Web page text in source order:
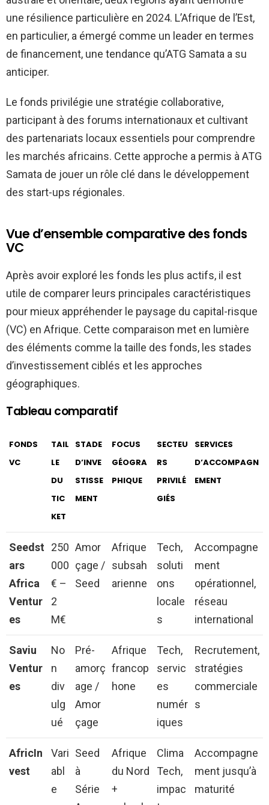
une résilience particulière en 2024. L’Afrique de l’Est,
en particulier, a émergé comme un leader en termes
de financement, une tendance qu’ATG Samata a su
anticiper.
Le fonds privilégie une stratégie collaborative,
participant à des forums internationaux et cultivant
des partenariats locaux essentiels pour comprendre
les marchés africains. Cette approche a permis à ATG
Samata de jouer un rôle clé dans le développement
des start-ups régionales.
Vue d’ensemble comparative des fonds
VC
Après avoir exploré les fonds les plus actifs, il est
utile de comparer leurs principales caractéristiques
pour mieux appréhender le paysage du capital-risque
(VC) en Afrique. Cette comparaison met en lumière
des éléments comme la taille des fonds, les stades
d’investissement ciblés et les approches
géographiques.
Tableau comparatif
FONDS
VC
TAIL
LE
DU
TIC
KET
STADE
D’INVE
STISSE
MENT
FOCUS
GÉOGRA
PHIQUE
SECTEU
RS
PRIVILÉ
GIÉS
SERVICES
D’ACCOMPAGN
EMENT
Seedst
ars
Africa
Ventur
es
250
000
€ –
2
M€
Amor
çage /
Seed
Afrique
subsah
arienne
Tech,
soluti
ons
locale
s
Accompagne
ment
opérationnel,
réseau
international
Saviu
Ventur
es
No
n
div
ulg
ué
Pré-
amorç
age /
Amor
çage
Afrique
francop
hone
Tech,
servic
es
numér
iques
Recrutement,
stratégies
commerciale
s
AfricIn
vest
Vari
abl
e
Seed
à
Série
Afrique
du Nord
+
Clima
Tech,
impac
Accompagne
ment jusqu’à
maturité